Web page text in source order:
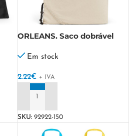
ORLEANS. Saco dobrável
Em stock
2.22€ + IVA
SKU: 92922-150